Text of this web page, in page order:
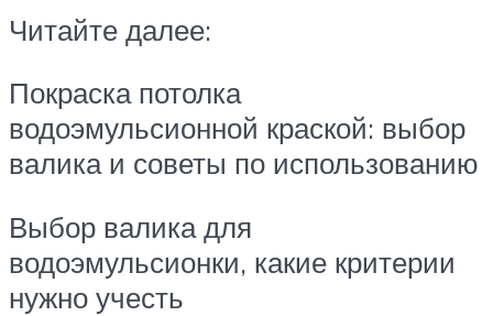
Читайте далее:
Покраска потолка
водоэмульсионной краской: выбор
валика и советы по использованию
Выбор валика для
водоэмульсионки, какие критерии
нужно учесть